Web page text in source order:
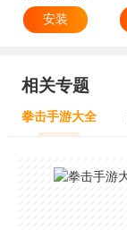
安装
相关专题
拳击手游大全